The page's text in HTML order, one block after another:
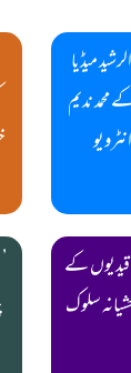
میڈیا
محمد ندیم
کے
سلوک